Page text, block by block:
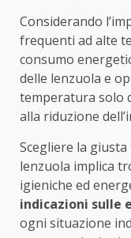
Considerando
frequenti ad alte
consumo
delle lenzuola e
temperatura solo
alla riduzione
Scegliere la
lenzuola implica
igieniche ed
indicazioni sulle
ogni situazione